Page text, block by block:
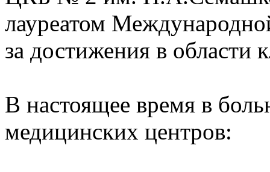
лауреатом
за достижения в области
В настоящее время в
медицинских центров: